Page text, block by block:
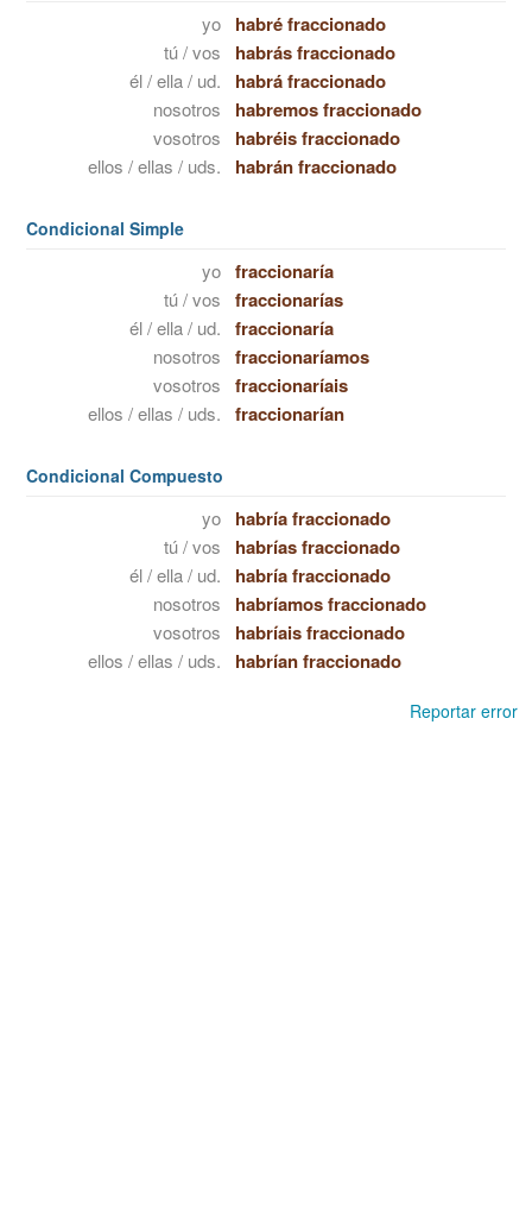
yo habré fraccionado
tú / vos habrás fraccionado
él / ella / ud. habrá fraccionado
nosotros habremos fraccionado
vosotros habréis fraccionado
ellos / ellas / uds. habrán fraccionado
Condicional Simple
yo fraccionaría
tú / vos fraccionarías
él / ella / ud. fraccionaría
nosotros fraccionaríamos
vosotros fraccionaríais
ellos / ellas / uds. fraccionarían
Condicional Compuesto
yo habría fraccionado
tú / vos habrías fraccionado
él / ella / ud. habría fraccionado
nosotros habríamos fraccionado
vosotros habríais fraccionado
ellos / ellas / uds. habrían fraccionado
Reportar error